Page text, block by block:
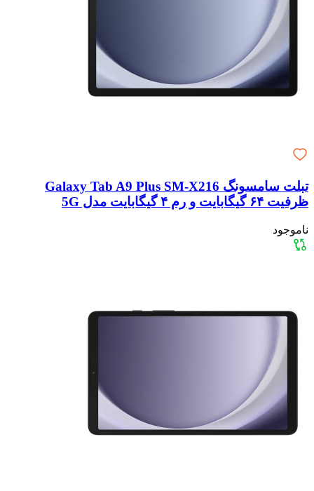
تبلت سامسونگ Galaxy Tab A9 Plus SM-X216
ظرفیت ۶۴ گیگابایت و رم ۴ گیگابایت مدل 5G
ناموجود